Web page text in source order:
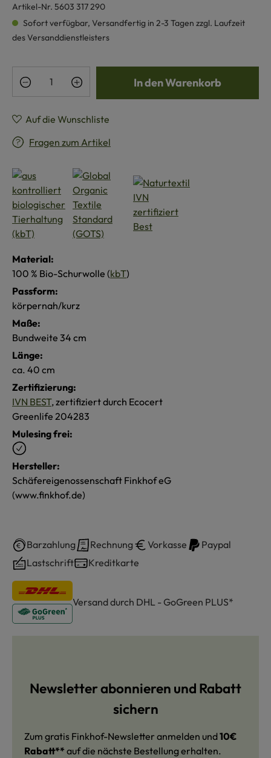
Artikel-Nr. 5603 317 290
Sofort verfügbar, Versandfertig in 2-3 Tagen zzgl. Laufzeit
des Versanddienstleisters
Produkt Anzahl: Gib den gewünschten
In den Warenkorb
Auf die Wunschliste
Fragen zum Artikel
Material:
100 % Bio-Schurwolle (kbT)
Passform:
körpernah/kurz
Maße:
Bundweite 34 cm
Länge:
ca. 40 cm
Zertifizierung:
IVN BEST, zertifiziert durch Ecocert
Greenlife 204283
Mulesing frei:
Hersteller:
Schäfereigenossenschaft Finkhof eG
(www.finkhof.de)
Barzahlung Rechnung Vorkasse
Paypal
Lastschrift
Kreditkarte
Versand durch DHL - GoGreen PLUS*
Newsletter abonnieren und Rabatt
sichern
Zum gratis Finkhof-Newsletter anmelden und10€
Rabatt** auf die nächste Bestellung erhalten.